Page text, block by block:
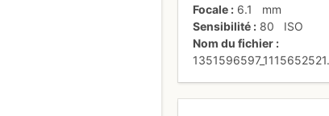
Focale
6.1
mm
Sensibilité
80
ISO
Nom du fichier